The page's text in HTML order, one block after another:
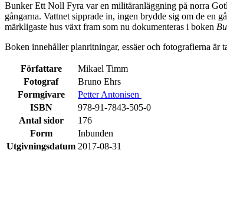
Bunker Ett Noll Fyra var en militäranläggning på norra
gångarna. Vattnet sipprade in, ingen brydde sig om de en
märkligaste hus växt fram som nu dokumenteras i boken
Boken innehåller planritningar, essäer och fotografierna är
Författare
Mikael Timm
Fotograf
Bruno Ehrs
Formgivare
Petter Antonisen
ISBN
978-91-7843-505-0
Antal sidor
176
Form
Inbunden
Utgivningsdatum 2017-08-31